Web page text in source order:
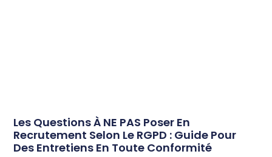
Les Questions À NE PAS Poser En
Recrutement Selon Le RGPD : Guide Pour
Des Entretiens En Toute Conformité